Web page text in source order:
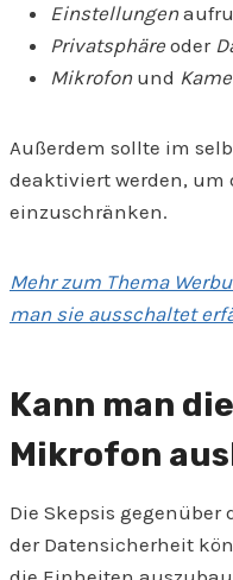
Einstellungen
Privatsphäre oder
Mikrofon und
Außerdem sollte im
deaktiviert werden, um
einzuschränken.
Mehr zum Thema
man sie ausschaltet
Kann man
Mikrofon
Die Skepsis gegenüber
der Datensicherheit